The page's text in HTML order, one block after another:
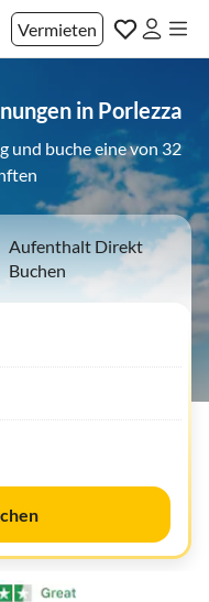
Vermieten
in Porlezza
und buche eine von 32
Aufenthalt Direkt
Buchen